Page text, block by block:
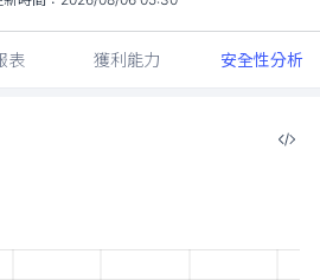
表 獲利能力 安全性分析